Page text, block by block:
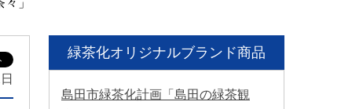
」
緑茶化オリジナルブランド商品
島田市緑茶化計画「島田の緑茶観